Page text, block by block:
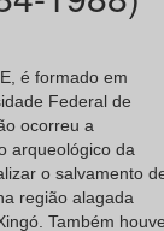
é formado em
Federal de
ocorreu a
arqueológico da
o salvamento
região alagada
Também houve